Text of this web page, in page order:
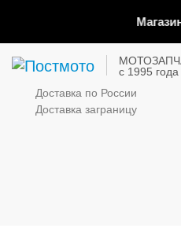
с 1995 года
Доставка по России
Доставка заграницу